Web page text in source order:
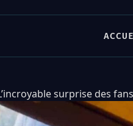
surprise des fans